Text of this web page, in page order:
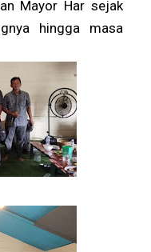
Mayor Har sejak
hingga masa